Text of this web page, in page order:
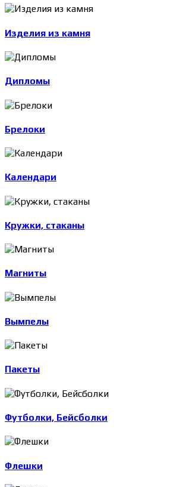
Изделия из камня
Дипломы
Брелоки
Календари
Кружки, стаканы
Магниты
Вымпелы
Пакеты
Футболки, Бейсболки
Флешки